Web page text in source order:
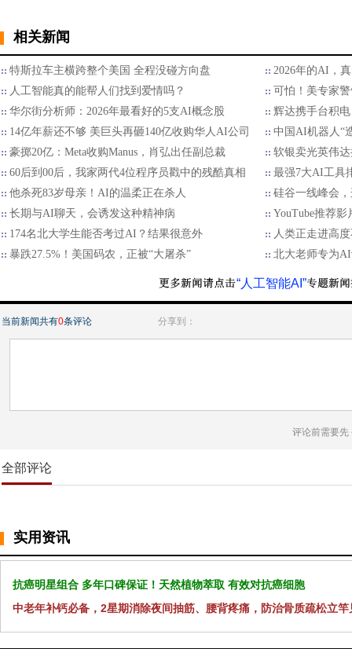
相关新闻
特斯拉车主横跨整个美国 全程没碰方向盘
2026年的AI，
人工智能真的能帮人们找到爱情吗？
可怕！美专家
华尔街分析师：2026年最看好的5支AI概念股
辉达携手台积
14亿年薪还不够 美巨头再砸140亿收购华人AI公司
中国AI机器人“
豪掷20亿：Meta收购Manus，肖弘出任副总裁
软银卖光英伟
60后到00后，我家两代4位程序员戳中的残酷真相
最强7大AI工具
他杀死83岁母亲！AI的温柔正在杀人
硅谷一线峰会
长期与AI聊天，会诱发这种精神病
YouTube推荐影
174名北大学生能否考过AI？结果很意外
人类正走进高
暴跌27.5%！美国码农，正被“大屠杀”
北大老师专为
“人工智能AI”
当前新闻共有0条评论 分享到：
评论前需要先
全部评论
实用资讯
抗癌明星组合 多年口碑保证！天然植物萃取 有效对抗癌细胞
中老年补钙必备，2星期消除夜间抽筋、腰背疼痛，防治骨质疏松立竿